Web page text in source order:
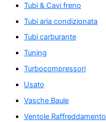
Tubi & Cavi freno
Tubi aria condizionata
Tubi carburante
Tuning
Turbocompressori
Usato
Vasche Baule
Ventole Raffreddamento